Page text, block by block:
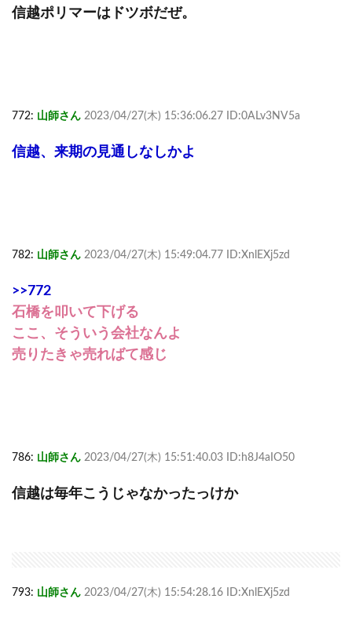
信越ポリマーはドツボだぜ。
772: 山師さん 2023/04/27(木) 15:36:06.27 ID:0ALv3NV5a
信越、来期の見通しなしかよ
782: 山師さん 2023/04/27(木) 15:49:04.77 ID:XnlEXj5zd
>>772
石橋を叩いて下げる
ここ、そういう会社なんよ
売りたきゃ売ればて感じ
786: 山師さん 2023/04/27(木) 15:51:40.03 ID:h8J4aIO50
信越は毎年こうじゃなかったっけか
793: 山師さん 2023/04/27(木) 15:54:28.16 ID:XnlEXj5zd